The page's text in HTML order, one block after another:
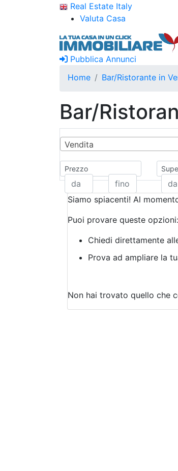
Real Estate Italy
Valuta Casa
Pubblica Annunci
Home
Bar/Ristorante in
Bar/
Vendita
Prezzo
Siamo spiacenti! Al
Puoi provare queste opzioni:
Chiedi direttamente
Prova ad ampliare la
Non hai trovato quello che